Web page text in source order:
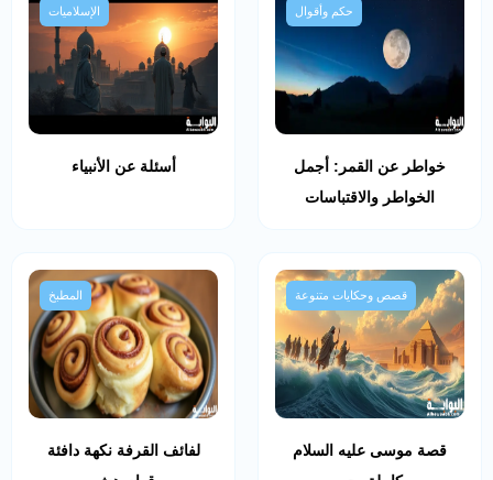
حكم وأقوال
خواطر عن القمر: أجمل
الخواطر والاقتباسات
الإسلاميات
أسئلة عن الأنبياء
قصص وحكايات متنوعة
قصة موسى عليه السلام
المطبخ
لفائف القرفة نكهة دافئة